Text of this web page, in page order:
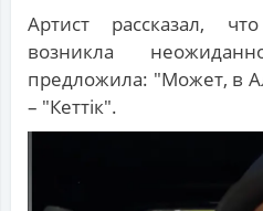
Артист рассказал,
возникла
предложила: "Может, в
– "Кеттік".